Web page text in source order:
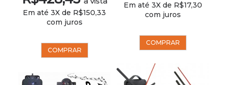
Em até 3X de R$17,30
com juros
COMPRAR
Em até 3X de R$150,33
com juros
COMPRAR